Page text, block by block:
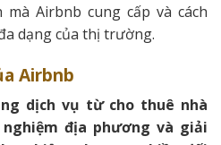
Airbnb cung cấp và cách
dạng của thị trường.
Airbnb
dịch vụ từ cho thuê nhà
địa phương và giải